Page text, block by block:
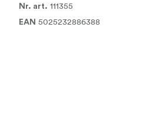
Nr. art. 111355
EAN 5025232886388